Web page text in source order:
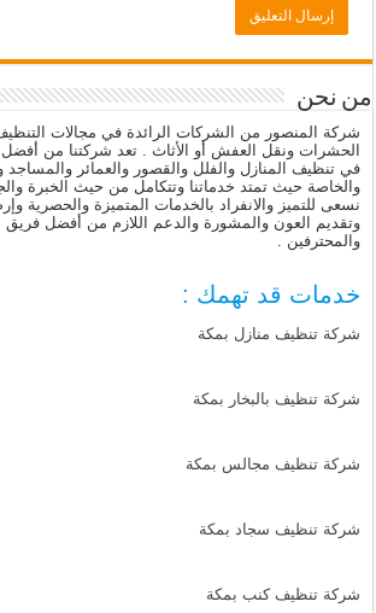
من نحن
شركة المنصور من الشركات الرائدة في مجالات التنظيف
الحشرات ونقل العفش أو الأثاث . تعد شركتنا من
في تنظيف المنازل والفلل والقصور والعمائر
والخاصة حيث تمتد خدماتنا وتتكامل من حيث الخبرة
نسعى للتميز والانفراد بالخدمات المتميزة والحصرية
وتقديم العون والمشورة والدعم اللازم من أفضل
والمحترفين .
خدمات قد تهمك :
شركة تنظيف منازل بمكة
شركة تنظيف بالبخار بمكة
شركة تنظيف مجالس بمكة
شركة تنظيف سجاد بمكة
شركة تنظيف كنب بمكة